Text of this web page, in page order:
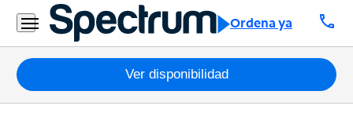
Ordena ya call
Residencial
Business
Paquetes
Internet
Ver disponibilidad